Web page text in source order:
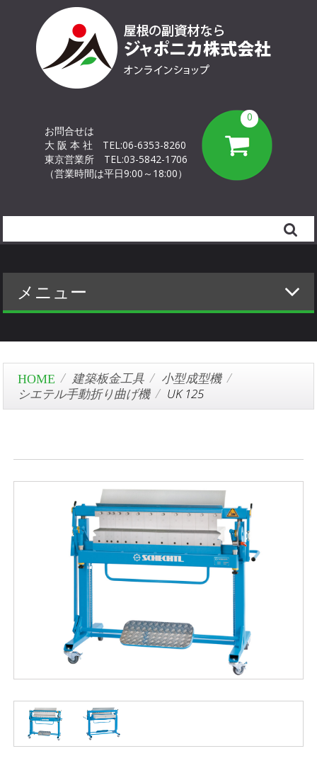
お問合せは
大 阪 本 社 TEL:06-6353-8260
東京営業所 TEL:03-5842-1706
（営業時間は平日9:00～18:00）
0
メニュー
建築板金工具
小型成型機
シエテル手動折り曲げ機
UK 125